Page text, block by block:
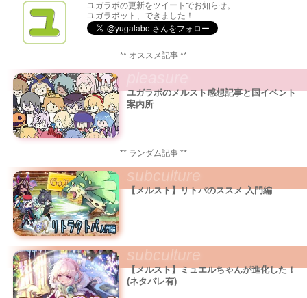
ユガラボの更新をツイートでお知らせ。
ユガラボット、できました！
** オススメ記事 **
ユガラボのメルスト感想記事と国イベント
案内所
** ランダム記事 **
subculture
【メルスト】リトパのススメ 入門編
subculture
【メルスト】ミュエルちゃんが進化した！
(ネタバレ有)